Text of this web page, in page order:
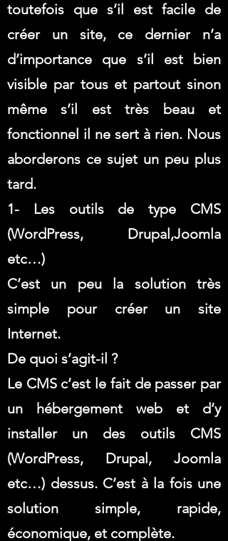
toutefois que s’il est facile de
créer un site, ce dernier n’a
d’importance que s’il est bien
visible par tous et partout sinon
même s’il est très beau et
fonctionnel il ne sert à rien. Nous
aborderons ce sujet un peu plus
tard.
1- Les outils de type CMS
(WordPress, Drupal,Joomla
etc…)
C’est un peu la solution très
simple pour créer un site
Internet.
De quoi s’agit-il ?
Le CMS c’est le fait de passer par
un hébergement web et d’y
installer un des outils CMS
(WordPress, Drupal, Joomla
etc…) dessus. C’est à la fois une
solution simple, rapide,
économique, et complète.